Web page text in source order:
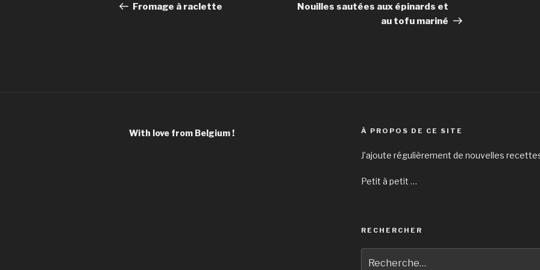
de
précédent
Fromage à raclette
Nouilles sautées aux épinards et
au tofu mariné
With love from Belgium ! À PROPOS DE CE SITE
J’ajoute régulièrement de nouvelles
Petit à petit …
RECHERCHER
pour